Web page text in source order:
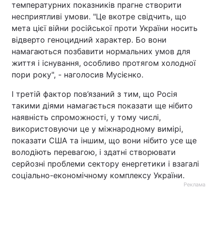
температурних показників прагне створити
несприятливі умови. "Це вкотре свідчить, що
мета цієї війни російської проти України носить
відверто геноцидний характер. Бо вони
намагаються позбавити нормальних умов для
життя і існування, особливо протягом холодної
пори року", - наголосив Мусієнко.
І третій фактор пов’язаний з тим, що Росія
такими діями намагається показати ще нібито
наявність спроможності, у тому числі,
використовуючи це у міжнародному вимірі,
показати США та іншим, що вони нібито усе ще
володіють перевагою, і здатні створювати
серйозні проблеми сектору енергетики і взагалі
соціально-економічному комплексу України.
Реклама